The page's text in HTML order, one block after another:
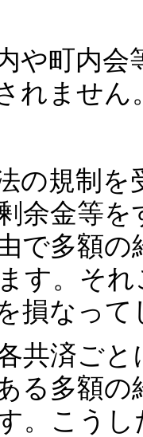
や町内会
れません
の規制を
余金等
で多額
す。そ
損なっ
共済ごと
る多額
。こう